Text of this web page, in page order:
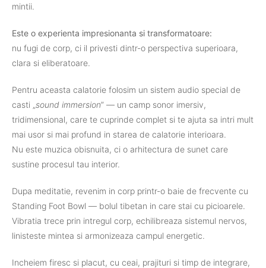
mintii.
Este o experienta impresionanta si transformatoare:
nu fugi de corp, ci il privesti dintr-o perspectiva superioara,
clara si eliberatoare.
Pentru aceasta calatorie folosim un sistem audio special de
casti „sound immersion” — un camp sonor imersiv,
tridimensional, care te cuprinde complet si te ajuta sa intri mult
mai usor si mai profund in starea de calatorie interioara.
Nu este muzica obisnuita, ci o arhitectura de sunet care
sustine procesul tau interior.
Dupa meditatie, revenim in corp printr-o baie de frecvente cu
Standing Foot Bowl — bolul tibetan in care stai cu picioarele.
Vibratia trece prin intregul corp, echilibreaza sistemul nervos,
linisteste mintea si armonizeaza campul energetic.
Incheiem firesc si placut, cu ceai, prajituri si timp de integrare,